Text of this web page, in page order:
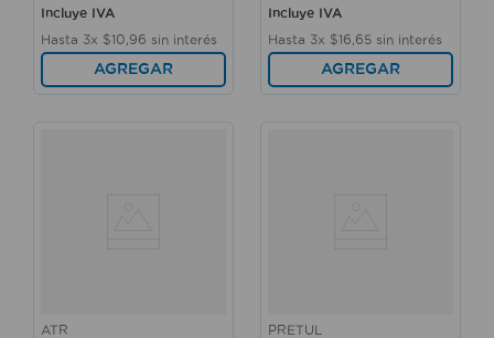
Incluye IVA
Hasta 3x $10 96 sin interés
AGREGAR
Incluye IVA
Hasta 3x $16 65 sin interés
AGREGAR
ATR PRETUL